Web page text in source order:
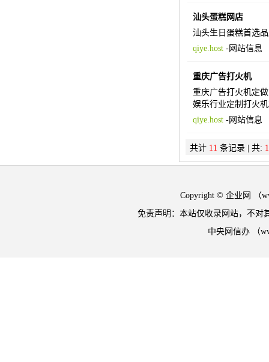
汕头蛋糕网店
汕头生日蛋糕首选
qiye.host-网站信息
重庆广告打火机
重庆广告打火机定
娱乐行业定制打火
qiye.host-网站信息
共计 11 条记录 | 共: 1
Copyright © 企业网 （
免责声明：本站仅收录网站，不对
中央网信办 （